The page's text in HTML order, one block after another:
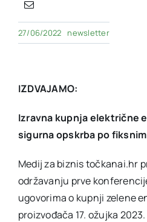
27/06/2022 newsletter
IZDVAJAMO:
Izravna kupnja električne
sigurna opskrba po
Medij za biznis točkanai.hr
održavanju prve
ugovorima o kupnji zelene
proizvođača 17. ožujka